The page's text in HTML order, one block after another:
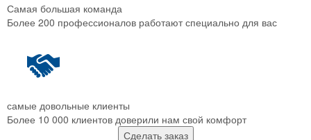
Самая большая команда
Более 200 профессионалов работают специально для вас
самые довольные клиенты
Более 10 000 клиентов доверили нам свой комфорт
Сделать заказ